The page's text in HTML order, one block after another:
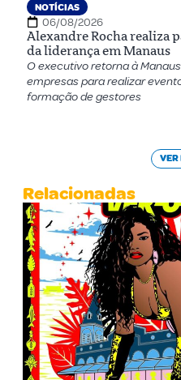
NOTÍCIAS
06/08/2026
Alexandre Rocha realiza
da liderança em Manaus
O executivo retorna à
empresas para realizar
formação de gestores
VER
Relacionadas